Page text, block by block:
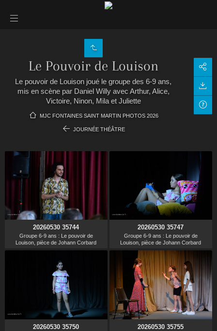
Le Pouvoir de Louison
Le pouvoir de Louison joué le groupe des 6-9 ans,
mis en scène par Daniel Willy avec Arthur, Alice,
Victoire, Ninon, Mila et Juliette
MJC FONTAINES SAINT MARTIN PHOTOS 2026
JOURNÉE THÉÂTRE
20260530 35744
Groupe 6-9 ans : Le pouvoir de
Louison, pièce de Johann Corbard
20260530 35747
Groupe 6-9 ans : Le pouvoir de
Louison, pièce de Johann Corbard
20260530 35750 20260530 35755